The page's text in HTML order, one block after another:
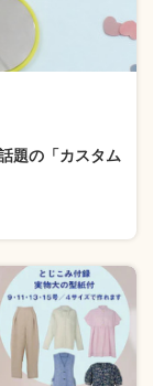
題の「カスタム